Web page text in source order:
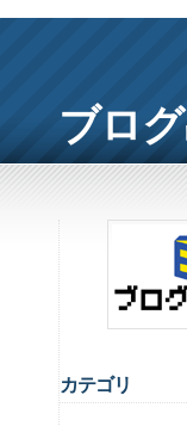
ブロ
カテゴリ